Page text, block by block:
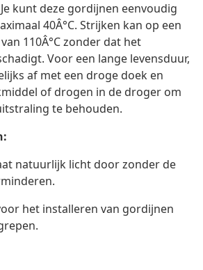
Je kunt deze gordijnen eenvoudig
40Â°C. Strijken kan op een
110Â°C zonder dat het
Voor een lange levensduur,
af met een droge doek en
of drogen in de droger om
te behouden.
natuurlijk licht door zonder de
het installeren van gordijnen